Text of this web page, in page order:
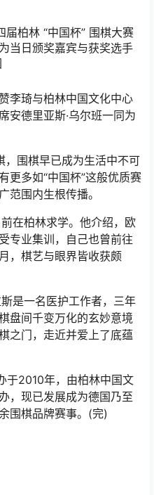
柏林 “中国杯” 围棋大赛
当日颁奖嘉宾与获奖选手
琦与柏林中国文化中心
安德里亚斯·乌尔班一同为
围棋早已成为生活中不可
更多如“中国杯”这般优质赛
范围内生根传播。
在柏林求学。他介绍，欧
专业集训，自己也曾前往
，棋艺与眼界皆收获颇
是一名医护工作者，三年
盘间千变万化的玄妙意境
之门，走近并爱上了底蕴
2010年，由柏林中国文
，现已发展成为德国乃至
围棋品牌赛事。(完)